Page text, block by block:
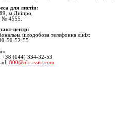
для листів:
м Дніпро,
№ 4555.
центр:
цілодобова телефонна лінія:
50-52-55
+38 (044) 334-32-53
800@ukrassist.com